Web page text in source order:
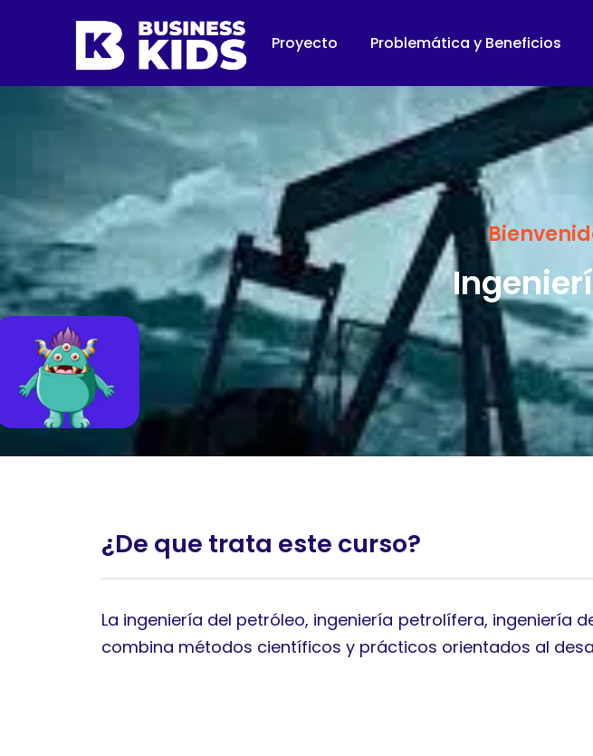
Proyecto Problemática y Beneficios
¿De que trata este curso?
La ingeniería del petróleo, ingeniería petrolífera, ingeniería
combina métodos científicos y prácticos orientados al